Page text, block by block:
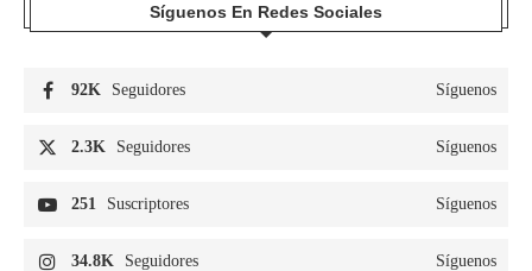
Síguenos En Redes Sociales
92K Seguidores Síguenos
2.3K Seguidores Síguenos
251 Suscriptores Síguenos
34.8K Seguidores Síguenos